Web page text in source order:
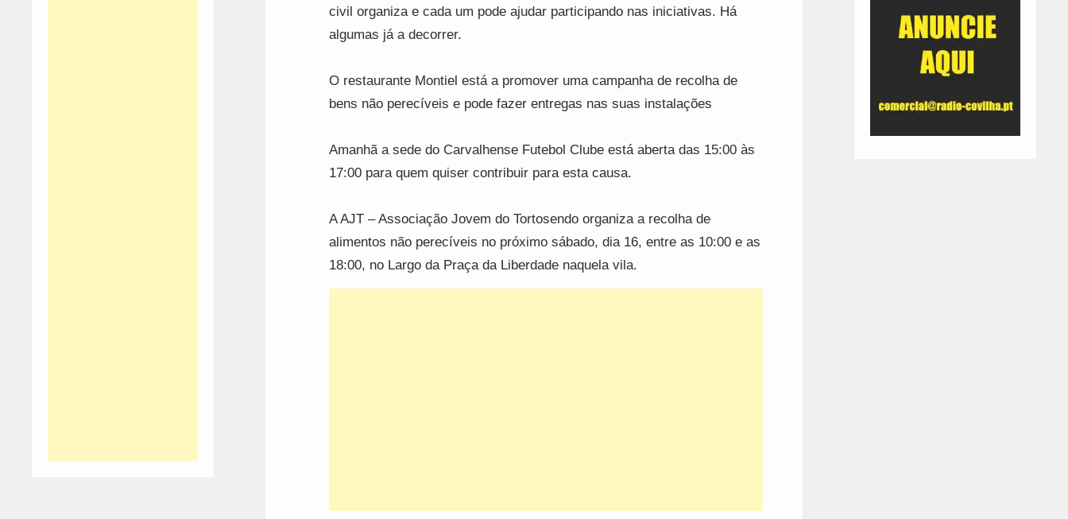
civil organiza e cada um pode ajudar participando nas iniciativas. Há
algumas já a decorrer.
O restaurante Montiel está a promover uma campanha de recolha de
bens não perecíveis e pode fazer entregas nas suas instalações
Amanhã a sede do Carvalhense Futebol Clube está aberta das 15:00 às
17:00 para quem quiser contribuir para esta causa.
A AJT – Associação Jovem do Tortosendo organiza a recolha de
alimentos não perecíveis no próximo sábado, dia 16, entre as 10:00 e as
18:00, no Largo da Praça da Liberdade naquela vila.